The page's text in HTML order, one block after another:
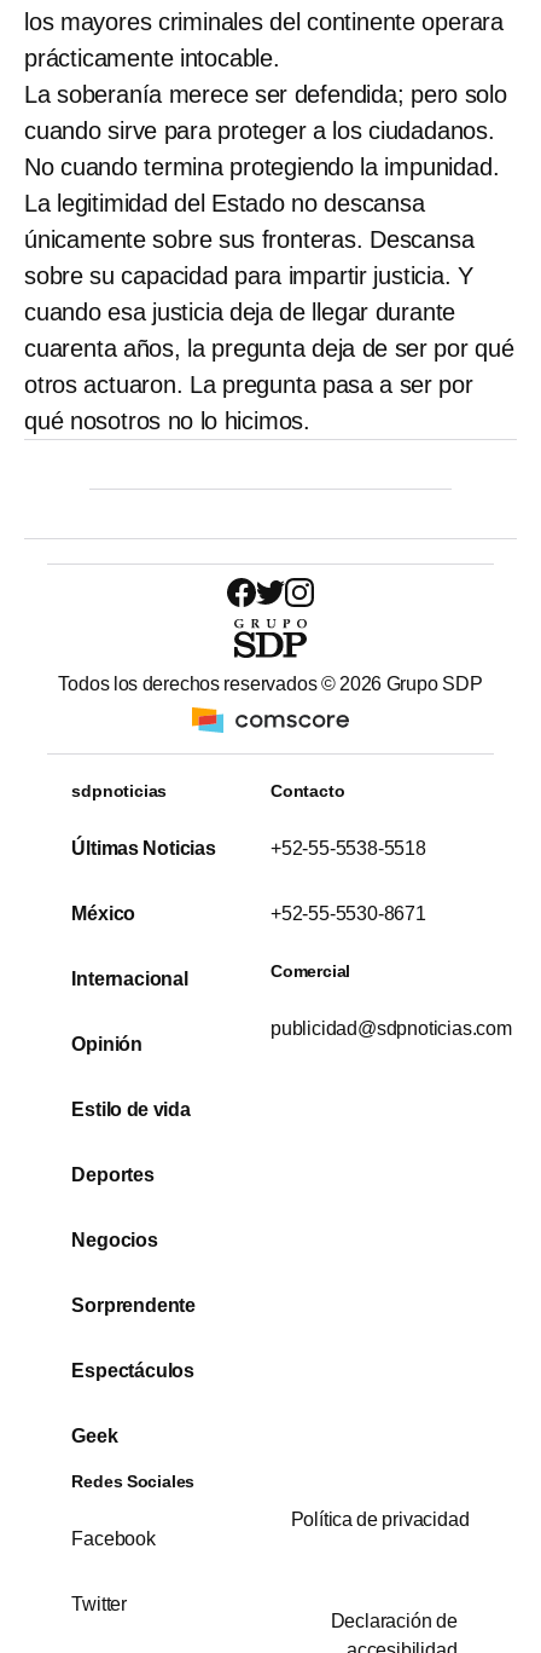
los mayores criminales del continente operara
prácticamente intocable.
La soberanía merece ser defendida; pero solo
cuando sirve para proteger a los ciudadanos.
No cuando termina protegiendo la impunidad.
La legitimidad del Estado no descansa
únicamente sobre sus fronteras. Descansa
sobre su capacidad para impartir justicia. Y
cuando esa justicia deja de llegar durante
cuarenta años, la pregunta deja de ser por qué
otros actuaron. La pregunta pasa a ser por
qué nosotros no lo hicimos.
Todos los derechos reservados © 2026 Grupo SDP
sdpnoticias
Últimas Noticias
México
Internacional
Opinión
Estilo de vida
Deportes
Negocios
Sorprendente
Espectáculos
Geek
Contacto
+52-55-5538-5518
+52-55-5530-8671
Comercial
publicidad@sdpnoticias.com
Redes Sociales
Facebook
Twitter
Política de privacidad
Declaración de